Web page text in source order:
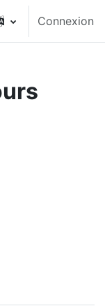
Connexion